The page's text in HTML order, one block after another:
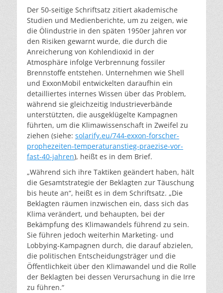
Der 50-seitige Schriftsatz zitiert akademische
Studien und Medienberichte, um zu zeigen, wie
die Ölindustrie in den späten 1950er Jahren vor
den Risiken gewarnt wurde, die durch die
Anreicherung von Kohlendioxid in der
Atmosphäre infolge Verbrennung fossiler
Brennstoffe entstehen. Unternehmen wie Shell
und ExxonMobil entwickelten daraufhin ein
detailliertes internes Wissen über das Problem,
während sie gleichzeitig Industrieverbände
unterstützten, die ausgeklügelte Kampagnen
führten, um die Klimawissenschaft in Zweifel zu
ziehen (siehe: solarify.eu/744-exxon-forscher-
prophezeiten-temperaturanstieg-praezise-vor-
fast-40-jahren), heißt es in dem Brief.
„Während sich ihre Taktiken geändert haben, hält
die Gesamtstrategie der Beklagten zur Täuschung
bis heute an“, heißt es in dem Schriftsatz. „Die
Beklagten räumen inzwischen ein, dass sich das
Klima verändert, und behaupten, bei der
Bekämpfung des Klimawandels führend zu sein.
Sie führen jedoch weiterhin Marketing- und
Lobbying-Kampagnen durch, die darauf abzielen,
die politischen Entscheidungsträger und die
Öffentlichkeit über den Klimawandel und die Rolle
der Beklagten bei dessen Verursachung in die Irre
zu führen.“